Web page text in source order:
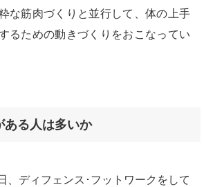
な筋肉づくりと並行して、体の上手
るための動きづくりをおこなってい
ある人は多いか
、ディフェンス･フットワークをして